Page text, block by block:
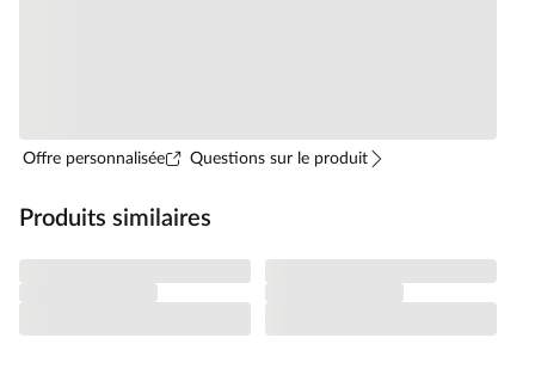
Offre personnalisée Questions sur le produit
Produits similaires